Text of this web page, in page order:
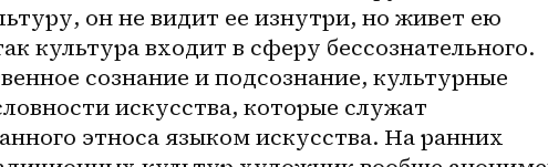
он не видит ее изнутри, но живет ею
культура входит в сферу бессознательного.
сознание и подсознание, культурные
искусства, которые служат
этноса языком искусства. На ранних